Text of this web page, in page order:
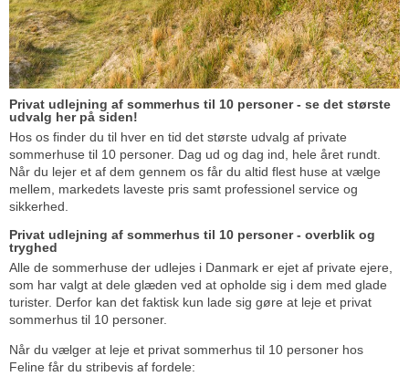
Privat udlejning af sommerhus til 10 personer - se det største
udvalg her på siden!
Hos os finder du til hver en tid det største udvalg af private
sommerhuse til 10 personer. Dag ud og dag ind, hele året rundt.
Når du lejer et af dem gennem os får du altid flest huse at vælge
mellem, markedets laveste pris samt professionel service og
sikkerhed.
Privat udlejning af sommerhus til 10 personer - overblik og
tryghed
Alle de sommerhuse der udlejes i Danmark er ejet af private ejere,
som har valgt at dele glæden ved at opholde sig i dem med glade
turister. Derfor kan det faktisk kun lade sig gøre at leje et privat
sommerhus til 10 personer.
Når du vælger at leje et privat sommerhus til 10 personer hos
Feline får du stribevis af fordele: